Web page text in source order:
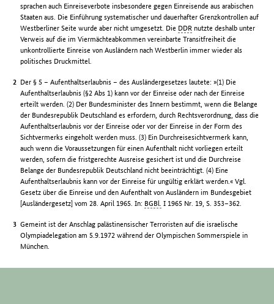
sprachen auch Einreiseverbote insbesondere gegen Einreisende aus arabischen
Staaten aus. Die Einführung systematischer und dauerhafter Grenzkontrollen auf
Westberliner Seite wurde aber nicht umgesetzt. Die DDR nutzte deshalb unter
Verweis auf die im Viermächteabkommen vereinbarte Transitfreiheit die
unkontrollierte Einreise von Ausländern nach Westberlin immer wieder als
politisches Druckmittel.
Der § 5 – Aufenthaltserlaubnis – des Ausländergesetzes lautete: »(1) Die
Aufenthaltserlaubnis (§2 Abs 1) kann vor der Einreise oder nach der Einreise
erteilt werden. (2) Der Bundesminister des Innern bestimmt, wenn die Belange
der Bundesrepublik Deutschland es erfordern, durch Rechtsverordnung, dass die
Aufenthaltserlaubnis vor der Einreise oder vor der Einreise in der Form des
Sichtvermerks eingeholt werden muss. (3) Ein Durchreisesichtvermerk kann,
auch wenn die Voraussetzungen für einen Aufenthalt nicht vorliegen erteilt
werden, sofern die fristgerechte Ausreise gesichert ist und die Durchreise
Belange der Bundesrepublik Deutschland nicht beeinträchtigt. (4) Eine
Aufenthaltserlaubnis kann vor der Einreise für ungültig erklärt werden.« Vgl.
Gesetz über die Einreise und den Aufenthalt von Ausländern im Bundesgebiet
[Ausländergesetz] vom 28. April 1965. In: BGBl. I 1965 Nr. 19, S. 353–362.
Gemeint ist der Anschlag palästinensischer Terroristen auf die israelische
Olympiadelegation am 5.9.1972 während der Olympischen Sommerspiele in
München.